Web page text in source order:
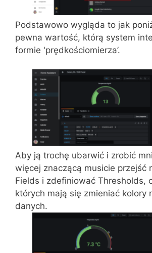
Podstawowo wygląda to jak
pewna wartość, którą system
formie 'prędkościomierza’.
Aby ją trochę ubarwić i zrobić
więcej znaczącą musicie przejść
Fields i zdefiniować Thresholds,
których mają się zmieniać kolory
danych.